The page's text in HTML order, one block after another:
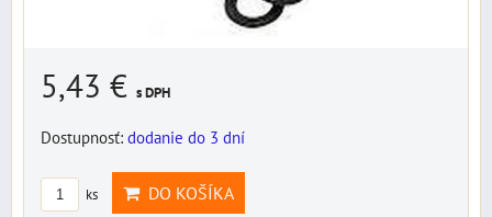
5,43 € s DPH
Dostupnosť: dodanie do 3 dní
ks DO KOŠÍKA